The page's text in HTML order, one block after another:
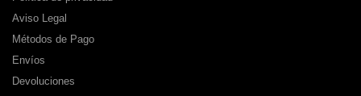
Aviso Legal
Métodos de Pago
Envíos
Devoluciones